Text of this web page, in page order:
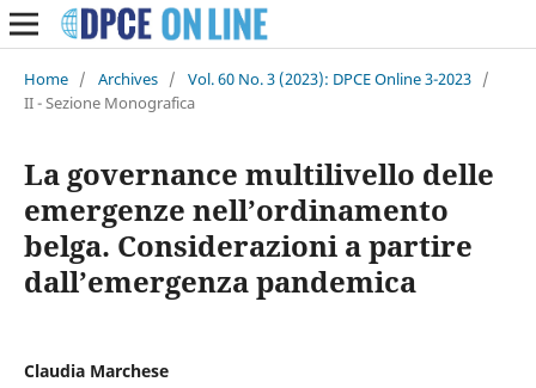
Home / Archives / Vol. 60 No. 3 (2023): DPCE Online 3-2023 /
II - Sezione Monografica
La governance multilivello delle
emergenze nell’ordinamento
belga. Considerazioni a partire
dall’emergenza pandemica
Claudia Marchese